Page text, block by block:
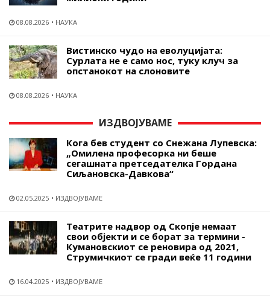
08.08.2026 НАУКА
Вистинско чудо на еволуцијата:
Сурлата не е само нос, туку клуч за
опстанокот на слоновите
08.08.2026 НАУКА
ИЗДВОЈУВАМЕ
Кога бев студент со Снежана Лупевска:
„Омилена професорка ни беше
сегашната претседателка Гордана
Сиљановска-Давкова“
02.05.2025 ИЗДВОЈУВАМЕ
Театрите надвор од Скопје немаат
свои објекти и се борат за термини -
Кумановскиот се реновира од 2021,
Струмичкиот се гради веќе 11 години
16.04.2025 ИЗДВОЈУВАМЕ